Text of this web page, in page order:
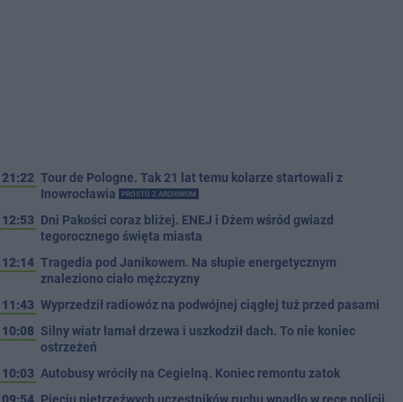
21:22 Tour de Pologne. Tak 21 lat temu kolarze startowali z
Inowrocławia
PROSTO Z ARCHIWUM
12:53 Dni Pakości coraz bliżej. ENEJ i Dżem wśród gwiazd
tegorocznego święta miasta
12:14 Tragedia pod Janikowem. Na słupie energetycznym
znaleziono ciało mężczyzny
11:43 Wyprzedził radiowóz na podwójnej ciągłej tuż przed pasami
10:08 Silny wiatr łamał drzewa i uszkodził dach. To nie koniec
ostrzeżeń
10:03 Autobusy wróciły na Cegielną. Koniec remontu zatok
09:54 Pięciu nietrzeźwych uczestników ruchu wpadło w ręce policji.